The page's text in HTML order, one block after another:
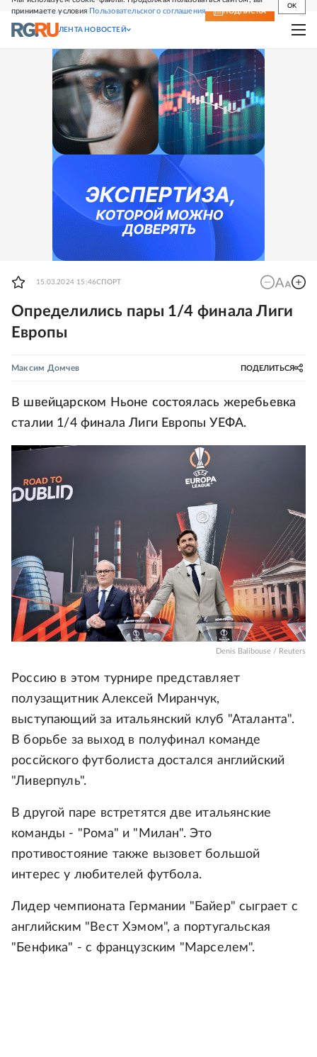
принимаете условия Пользовательского соглашения
OK
СВЕЖИЙ НОМЕР ПОДПИСКА
ЛЕНТА НОВОСТЕЙ
15.03.2024 15:46СПОРТ
Определились пары 1/4 финала Лиги
Европы
Максим Домчев ПОДЕЛИТЬСЯ
В швейцарском Ньоне состоялась жеребьевка
сталии 1/4 финала Лиги Европы УЕФА.
Denis Balibouse / Reuters
Россию в этом турнире представляет
полузащитник Алексей Миранчук,
выступающий за итальянский клуб "Аталанта".
В борьбе за выход в полуфинал команде
россйского футболиста достался английский
"Ливерпуль".
В другой паре встретятся две итальянские
команды - "Рома" и "Милан". Это
противостояние также вызовет большой
интерес у любителей футбола.
Лидер чемпионата Германии "Байер" сыграет с
английским "Вест Хэмом", а португальская
"Бенфика" - с французским "Марселем".